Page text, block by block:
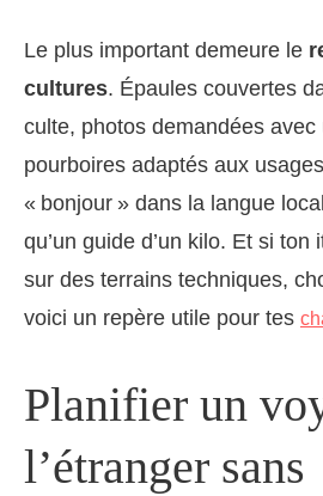
Le plus important demeure le
cultures. Épaules couvertes
culte, photos demandées avec
pourboires adaptés aux
« bonjour » dans la langue
qu’un guide d’un kilo. Et si ton
sur des terrains techniques,
voici un repère utile pour tes
Planifier un
l’étranger sans